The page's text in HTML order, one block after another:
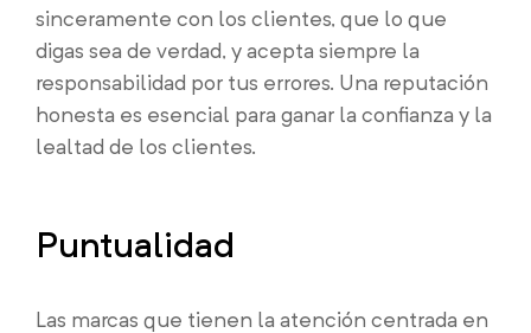
sinceramente con los clientes, que lo que
digas sea de verdad, y acepta siempre la
responsabilidad por tus errores. Una reputación
honesta es esencial para ganar la confianza y la
lealtad de los clientes.
Puntualidad
Las marcas que tienen la atención centrada en